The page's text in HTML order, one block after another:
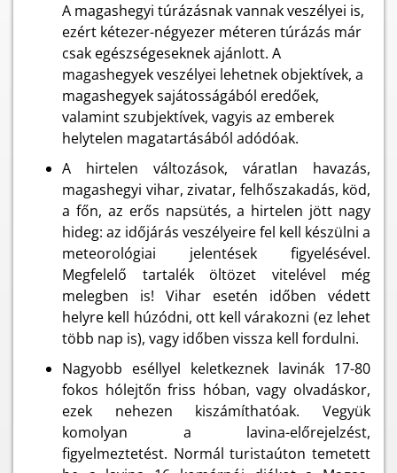
A magashegyi túrázásnak vannak veszélyei is,
ezért kétezer-négyezer méteren túrázás már
csak egészségeseknek ajánlott. A
magashegyek veszélyei lehetnek objektívek, a
magashegyek sajátosságából eredőek,
valamint szubjektívek, vagyis az emberek
helytelen magatartásából adódóak.
A hirtelen változások, váratlan havazás,
magashegyi vihar, zivatar, felhőszakadás, köd,
a főn, az erős napsütés, a hirtelen jött nagy
hideg: az időjárás veszélyeire fel kell készülni a
meteorológiai jelentések figyelésével.
Megfelelő tartalék öltözet vitelével még
melegben is! Vihar esetén időben védett
helyre kell húzódni, ott kell várakozni (ez lehet
több nap is), vagy időben vissza kell fordulni.
Nagyobb eséllyel keletkeznek lavinák 17-80
fokos hólejtőn friss hóban, vagy olvadáskor,
ezek nehezen kiszámíthatóak. Vegyük
komolyan a lavina-előrejelzést,
figyelmeztetést. Normál turistaúton temetett